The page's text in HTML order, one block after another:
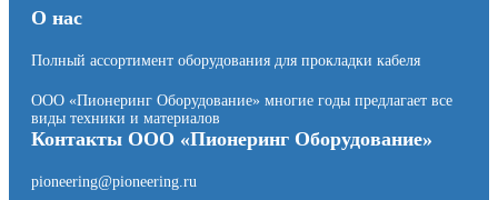
О нас
Полный ассортимент оборудования для прокладки кабеля
ООО «Пионеринг Оборудование» многие годы предлагает все
виды техники и материалов
Контакты ООО «Пионеринг Оборудование»
pioneering@pioneering.ru